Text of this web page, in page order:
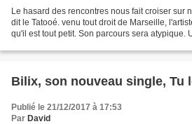
Le hasard des rencontres nous fait croiser sur
dit le Tatooé. venu tout droit de Marseille,
qu'il est tout petit. Son parcours sera atypique.
Bilix, son nouveau single, Tu
Publié le 21/12/2017 à 17:53
Par David